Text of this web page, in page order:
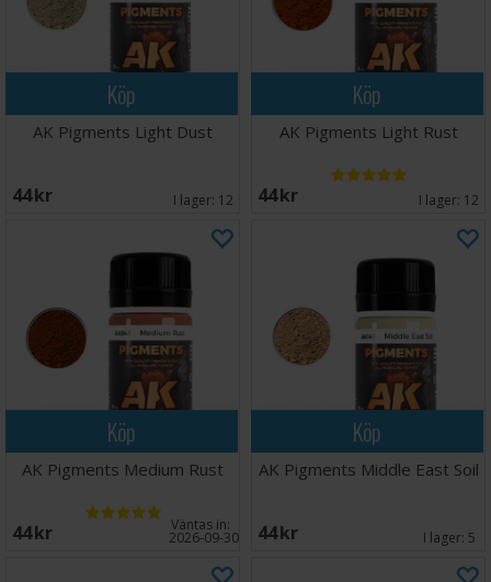
Köp
AK Pigments Light Dust
44 SEK I lager: 12
Köp
AK Pigments Light Rust
44 SEK I lager: 12
Köp
AK Pigments Medium Rust
44 SEK Väntas in:
2026-09-30
Köp
AK Pigments Middle East Soil
44 SEK I lager: 5